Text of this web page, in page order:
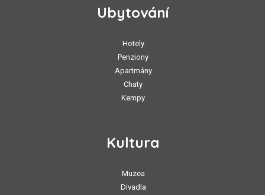
Ubytování
Hotely
Penziony
Apartmány
Chaty
Kempy
Kultura
Muzea
Divadla